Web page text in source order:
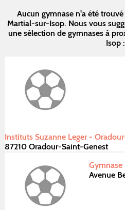
Aucun gymnase n'a été
Martial-sur-Isop. Nous vous
une sélection de gymnases à
Isop :
Instituts Suzanne Leger -
87210 Oradour-Saint-Genest
Gymnase
Avenue